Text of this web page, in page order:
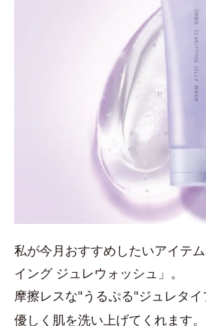
私が今月おすすめしたいアイテ
イング ジュレウォッシュ」。
摩擦レスな"うるぷる"ジュレタイ
優しく肌を洗い上げてくれます